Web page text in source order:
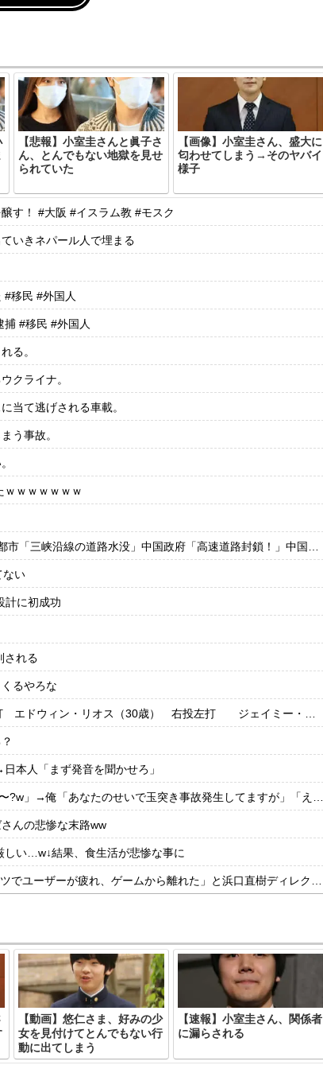
【悲報】小室圭さんと眞子さ
ん、とんでもない地獄を見せ
られていた
【画像】小室圭さん、盛大に
匂わせてしまう→そのヤバイ
様子
す！ #大阪 #イスラム教 #モスク
いきネパール人で埋まる
移民 #外国人
捕 #移民 #外国人
る。
クライナ。
当て逃げされる車載。
う事故。
ｗｗｗｗｗｗ
中国政府「高速道路封鎖！」中国ダム「緊急放流に合わせて開門（土砂崩れ発生」→
ない
計に初成功
される
るやろな
オス（30歳） 右投左打 ジェイミー・ウェストブルック（29歳） 右投右打
本人「まず発音を聞かせろ」
」→俺「あなたのせいで玉突き事故発生してますが」「え!?」
んの悲惨な末路ww
しい…w↓結果、食生活が悲惨な事に
れ、ゲームから離れた」と浜口直樹ディレクターが公式インタビューで告白
【動画】悠仁さま、好みの少
女を見付けてとんでもない行
動に出てしまう
【速報】小室圭さん、関係者
に漏らされる